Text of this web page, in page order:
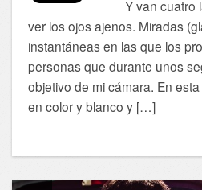
Y van cuatro
ver los ojos ajenos. Miradas
instantáneas en las que los
personas que durante unos
objetivo de mi cámara. En
en color y blanco y […]